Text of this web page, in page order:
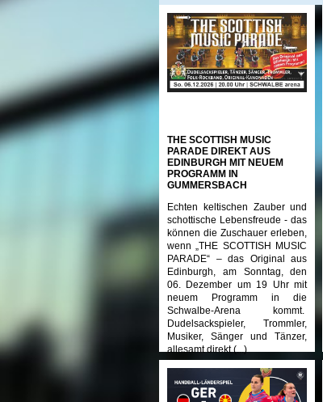
THE SCOTTISH MUSIC
PARADE DIREKT AUS
EDINBURGH MIT NEUEM
PROGRAMM IN
GUMMERSBACH
Echten keltischen Zauber und
schottische Lebensfreude - das
können die Zuschauer erleben,
wenn „THE SCOTTISH MUSIC
PARADE“ – das Original aus
Edinburgh, am Sonntag, den
06. Dezember um 19 Uhr mit
neuem Programm in die
Schwalbe-Arena kommt.
Dudelsackspieler, Trommler,
Musiker, Sänger und Tänzer,
allesamt direkt (...)